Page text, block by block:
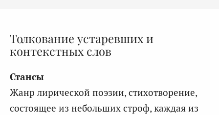
Толкование устаревших и
контекстных слов
Стансы
Жанр лирической поэзии, стихотворение,
состоящее из небольших строф, каждая из